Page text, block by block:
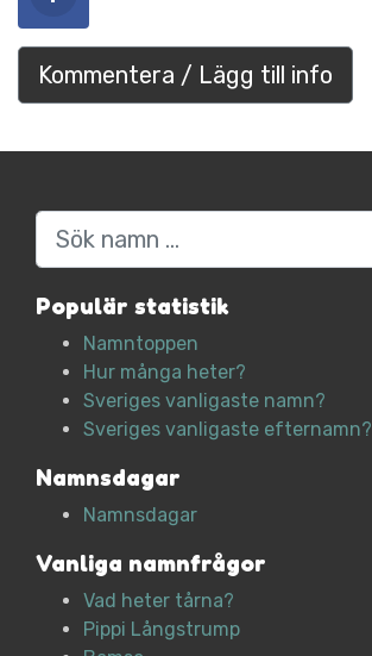
Kommentera / Lägg till info
Sök
Populär statistik
Namntoppen
Hur många heter?
Sveriges vanligaste namn?
Sveriges vanligaste efternamn?
Namnsdagar
Namnsdagar
Vanliga namnfrågor
Vad heter tårna?
Pippi Långstrump